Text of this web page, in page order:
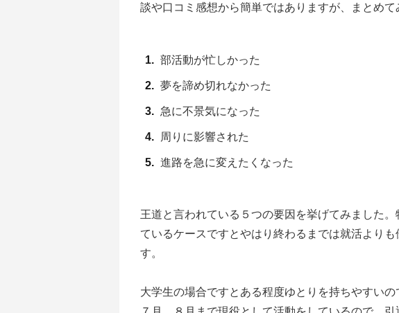
談や口コミ感想から簡単ではありますが、まとめて
部活動が忙しかった
夢を諦め切れなかった
急に不景気になった
周りに影響された
進路を急に変えたくなった
王道と言われている５つの要因を挙げてみました
ているケースですとやはり終わるまでは就活より
す。
大学生の場合ですとある程度ゆとりを持ちやすい